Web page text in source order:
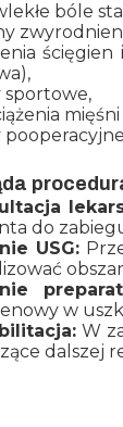
bóle
ścięgien
sportowe,
mięśni
do
USG:
w
W
dalszej